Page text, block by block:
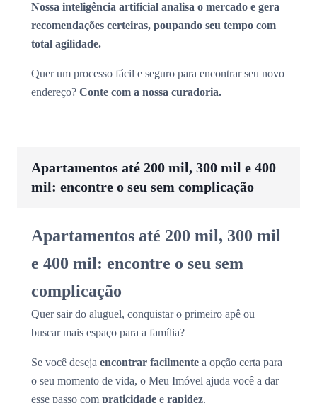
Nossa inteligência artificial analisa o mercado e gera
recomendações certeiras, poupando seu tempo com
total agilidade.
Quer um processo fácil e seguro para encontrar seu novo
endereço? Conte com a nossa curadoria.
Apartamentos até 200 mil, 300 mil e 400
mil: encontre o seu sem complicação
Apartamentos até 200 mil, 300 mil
e 400 mil: encontre o seu sem
complicação
Quer sair do aluguel, conquistar o primeiro apê ou
buscar mais espaço para a família?
Se você deseja encontrar facilmente a opção certa para
o seu momento de vida, o Meu Imóvel ajuda você a dar
esse passo com praticidade e rapidez.